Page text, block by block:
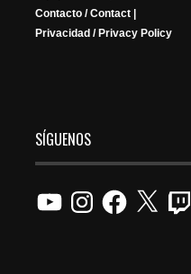
Contacto / Contact |
Privacidad / Privacy Policy
SÍGUENOS
YouTubeInstagramFacebook
X Twitch